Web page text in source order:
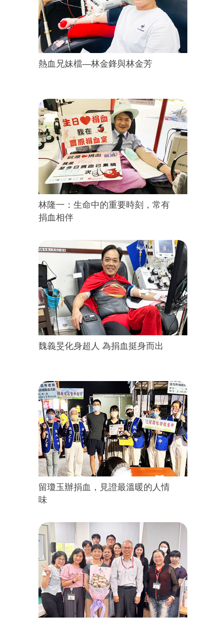
熱血兄妹檔—林金鋒與林金芳
林隆一：生命中的重要時刻，常有
捐血相伴
魏義旻化身超人 為捐血挺身而出
留瓊玉辦捐血，見證最溫暖的人情
味